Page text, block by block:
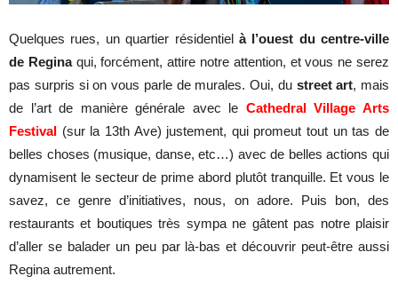
Quelques rues, un quartier résidentiel à l’ouest du centre-ville
de Reginaqui, forcément, attire notre attention, et vous ne serez
pas surpris si on vous parle de murales. Oui, du street art, mais
de l’art de manière générale avec le Cathedral Village Arts
Festival (sur la 13th Ave) justement, qui promeut tout un tas de
belles choses (musique, danse, etc…) avec de belles actions qui
dynamisent le secteur de prime abord plutôt tranquille. Et vous le
savez, ce genre d’initiatives, nous, on adore. Puis bon, des
restaurants et boutiques très sympa ne gâtent pas notre plaisir
d’aller se balader un peu par là-bas et découvrir peut-être aussi
Regina autrement.